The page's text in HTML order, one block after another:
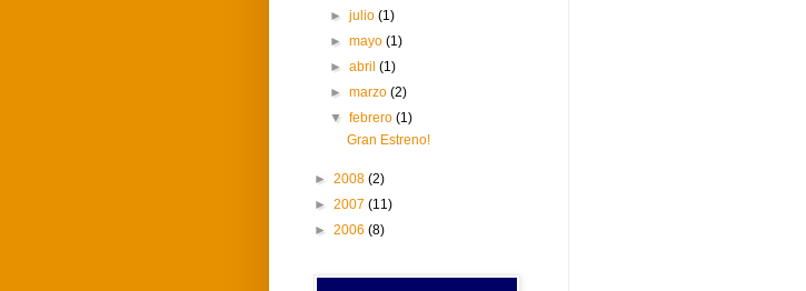
►julio(1)
►mayo(1)
►abril(1)
►marzo(2)
▼febrero(1)
Gran Estreno!
► 2008 (2)
► 2007 (11)
► 2006 (8)